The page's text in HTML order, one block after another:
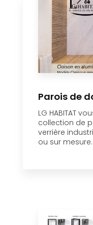
Parois de
LG HABITAT
collection de
verrière
ou sur